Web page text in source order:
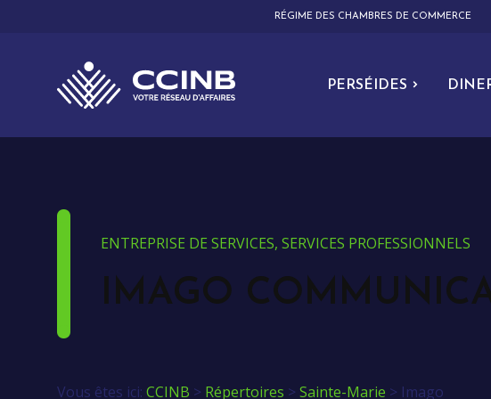
RÉGIME DES CHAMBRES DE COMMERCE
PERSÉIDES
ENTREPRISE DE SERVICES, SERVICES PROFESSIONNELS
IMAGO
Vous êtes ici: CCINB > Répertoires > Sainte-Marie > Imago